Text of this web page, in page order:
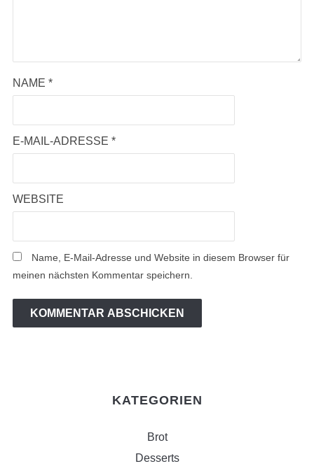
NAME *
E-MAIL-ADRESSE *
WEBSITE
Name, E-Mail-Adresse und Website in diesem Browser für
meinen nächsten Kommentar speichern.
KATEGORIEN
Brot
Desserts